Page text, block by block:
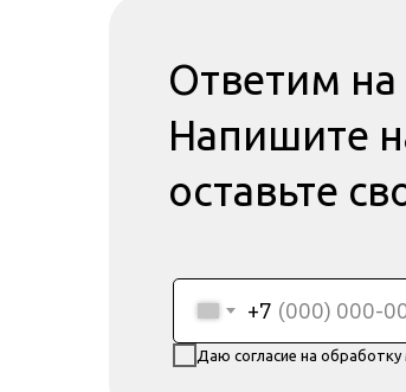
Ответим
Напишите
оставьте
+7
Даю согласие на обработку